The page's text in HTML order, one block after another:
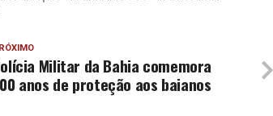
Militar da Bahia comemora
anos de proteção aos baianos